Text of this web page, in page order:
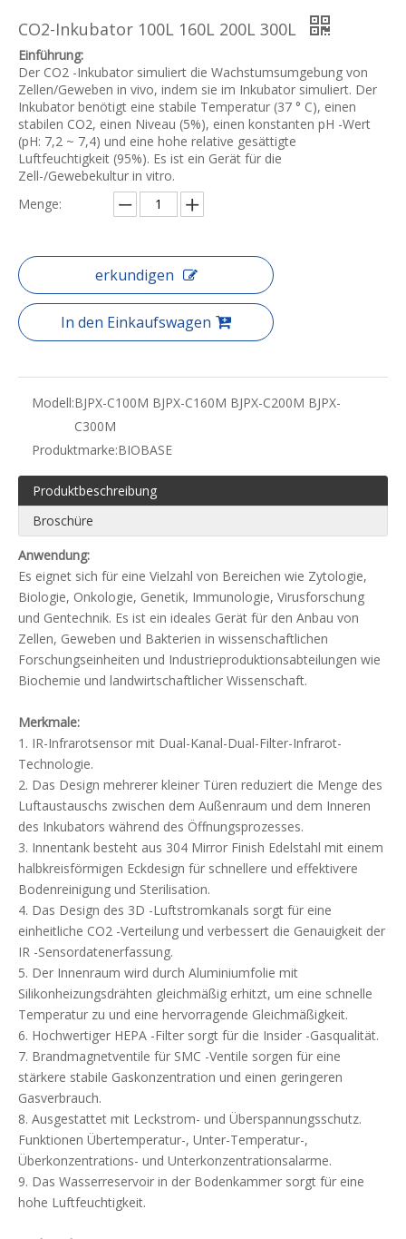
CO2-Inkubator 100L 160L 200L 300L
Einführung:
Der CO2 -Inkubator simuliert die Wachstumsumgebung von
Zellen/Geweben in vivo, indem sie im Inkubator simuliert. Der
Inkubator benötigt eine stabile Temperatur (37 ° C), einen
stabilen CO2, einen Niveau (5%), einen konstanten pH -Wert
(pH: 7,2 ~ 7,4) und eine hohe relative gesättigte
Luftfeuchtigkeit (95%). Es ist ein Gerät für die
Zell-/Gewebekultur in vitro.
Menge:
erkundigen
In den Einkaufswagen
Modell:BJPX-C100M BJPX-C160M BJPX-C200M BJPX-
C300M
Produktmarke:BIOBASE
Produktbeschreibung
Broschüre
Anwendung:
Es eignet sich für eine Vielzahl von Bereichen wie Zytologie,
Biologie, Onkologie, Genetik, Immunologie, Virusforschung
und Gentechnik. Es ist ein ideales Gerät für den Anbau von
Zellen, Geweben und Bakterien in wissenschaftlichen
Forschungseinheiten und Industrieproduktionsabteilungen wie
Biochemie und landwirtschaftlicher Wissenschaft.
Merkmale:
1. IR-Infrarotsensor mit Dual-Kanal-Dual-Filter-Infrarot-
Technologie.
2. Das Design mehrerer kleiner Türen reduziert die Menge des
Luftaustauschs zwischen dem Außenraum und dem Inneren
des Inkubators während des Öffnungsprozesses.
3. Innentank besteht aus 304 Mirror Finish Edelstahl mit einem
halbkreisförmigen Eckdesign für schnellere und effektivere
Bodenreinigung und Sterilisation.
4. Das Design des 3D -Luftstromkanals sorgt für eine
einheitliche CO2 -Verteilung und verbessert die Genauigkeit der
IR -Sensordatenerfassung.
5. Der Innenraum wird durch Aluminiumfolie mit
Silikonheizungsdrähten gleichmäßig erhitzt, um eine schnelle
Temperatur zu und eine hervorragende Gleichmäßigkeit.
6. Hochwertiger HEPA -Filter sorgt für die Insider -Gasqualität.
7. Brandmagnetventile für SMC -Ventile sorgen für eine
stärkere stabile Gaskonzentration und einen geringeren
Gasverbrauch.
8. Ausgestattet mit Leckstrom- und Überspannungsschutz.
Funktionen Übertemperatur-, Unter-Temperatur-,
Überkonzentrations- und Unterkonzentrationsalarme.
9. Das Wasserreservoir in der Bodenkammer sorgt für eine
hohe Luftfeuchtigkeit.